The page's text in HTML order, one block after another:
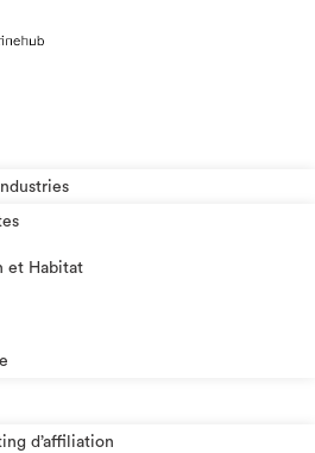
et Habitat
d’affiliation